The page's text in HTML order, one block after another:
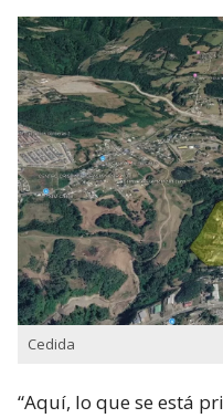
Cedida
“Aquí, lo que se está